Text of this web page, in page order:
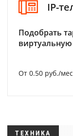
IP-
Подобрать
От 0.50 руб./
ТЕХНИКА